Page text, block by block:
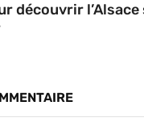
découvrir l’Alsace